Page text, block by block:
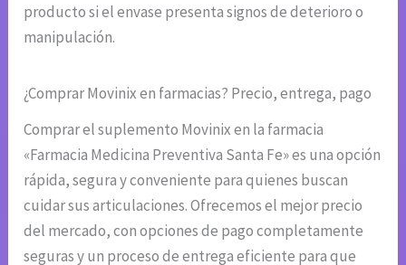
producto si el envase presenta signos de deterioro o
manipulación.
¿Comprar Movinix en farmacias? Precio, entrega, pago
Comprar el suplemento Movinix en la farmacia
«Farmacia Medicina Preventiva Santa Fe» es una opción
rápida, segura y conveniente para quienes buscan
cuidar sus articulaciones. Ofrecemos el mejor precio
del mercado, con opciones de pago completamente
seguras y un proceso de entrega eficiente para que